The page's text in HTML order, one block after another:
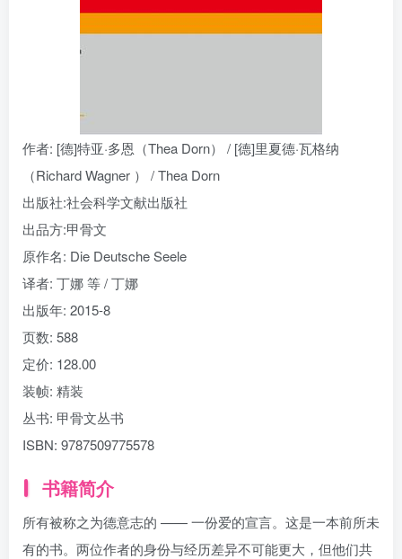
作者: [德]特亚·多恩（Thea Dorn） / [德]里夏德·瓦格纳
（Richard Wagner ） / Thea Dorn
出版社:社会科学文献出版社
出品方:甲骨文
原作名: Die Deutsche Seele
译者: 丁娜 等 / 丁娜
出版年: 2015-8
页数: 588
定价: 128.00
装帧: 精装
丛书: 甲骨文丛书
ISBN: 9787509775578
书籍简介
所有被称之为德意志的 —— 一份爱的宣言。这是一本前所未
有的书。两位作者的身份与经历差异不可能更大，但他们共
记住登录 找回密码|免密登录